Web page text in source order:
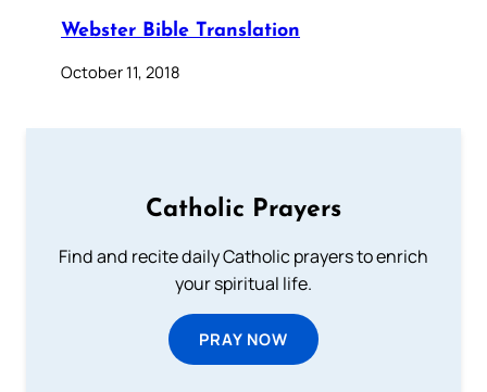
Webster Bible Translation
October 11, 2018
Catholic Prayers
Find and recite daily Catholic prayers to enrich
your spiritual life.
PRAY NOW